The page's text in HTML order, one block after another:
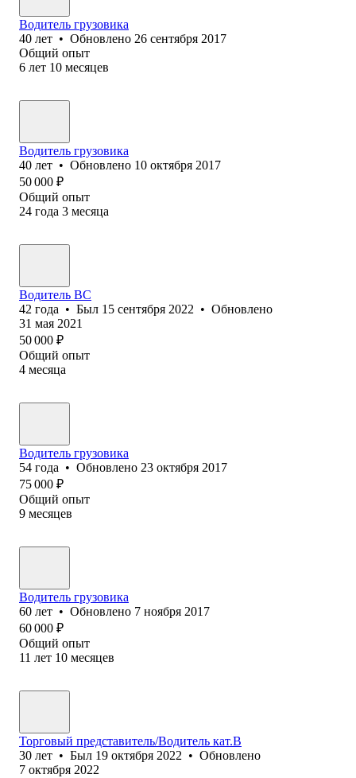
Водитель грузовика
40 лет • Обновлено 26 сентября 2017
Общий опыт
6 лет 10 месяцев
Водитель грузовика
40 лет • Обновлено 10 октября 2017
50 000 ₽
Общий опыт
24 года 3 месяца
Водитель ВС
42 года • Был 15 сентября 2022 • Обновлено
31 мая 2021
50 000 ₽
Общий опыт
4 месяца
Водитель ‎грузовика
54 года • Обновлено 23 октября 2017
75 000 ₽
Общий опыт
9 месяцев
Водитель грузовика
60 лет • Обновлено 7 ноября 2017
60 000 ₽
Общий опыт
11 лет 10 месяцев
Торговый представитель/Водитель кат.В
30 лет • Был 19 октября 2022 • Обновлено
7 октября 2022